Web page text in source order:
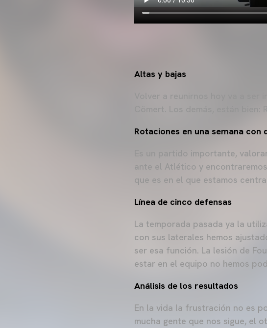
Altas y bajas
Volver a reunirnos hoy va a
Cömert. Los demás, están
Rotaciones en una semana con
Es un partido importante,
ante el Atlético y
que es en el que estamos
Línea de cinco defensas
La temporada pasada ya la
con sus laterales hemos
ser esa función. La lesión de
estar en el equipo no hemos
Análisis de los resultados
En la vida la frustración no es
mucha gente que nos sigue, el